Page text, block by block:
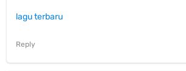
lagu terbaru
Reply